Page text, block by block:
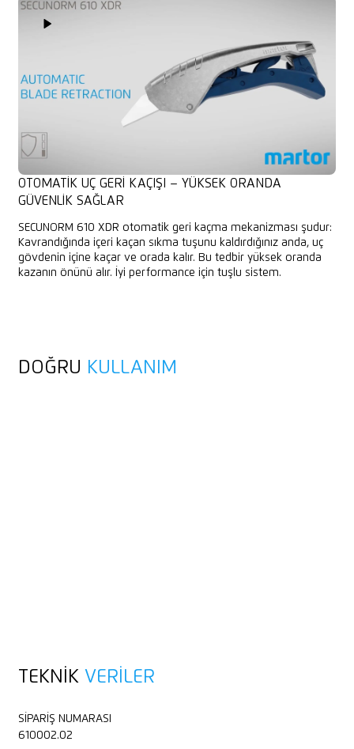
OTOMATIK UÇ GERI KAÇIŞI – YÜKSEK ORANDA
GÜVENLIK SAĞLAR
SECUNORM 610 XDR otomatik geri kaçma mekanizması şudur:
Kavrandığında içeri kaçan sıkma tuşunu kaldırdığınız anda, uç
gövdenin içine kaçar ve orada kalır. Bu tedbir yüksek oranda
kazanın önünü alır. İyi performance için tuşlu sistem.
Play Video
DOĞRU KULLANIM
TEKNIK VERILER
SIPARIŞ NUMARASI
610002.02